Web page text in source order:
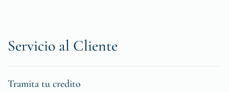
Servicio al Cliente
Tramita tu credito